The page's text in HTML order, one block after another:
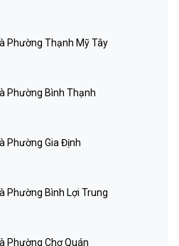
Phường Thạnh Mỹ Tây
Phường Bình Thạnh
Phường Gia Định
Phường Bình Lợi Trung
Phường Chợ Quán